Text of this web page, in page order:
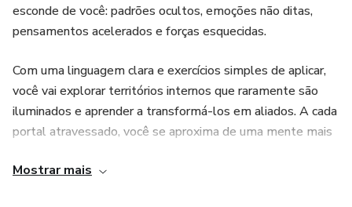
esconde de você: padrões ocultos, emoções não ditas,
pensamentos acelerados e forças esquecidas.
Com uma linguagem clara e exercícios simples de aplicar,
você vai explorar territórios internos que raramente são
iluminados e aprender a transformá-los em aliados. A cada
portal atravessado, você se aproxima de uma mente mais
direção para suas escolhas.
Mostrar mais